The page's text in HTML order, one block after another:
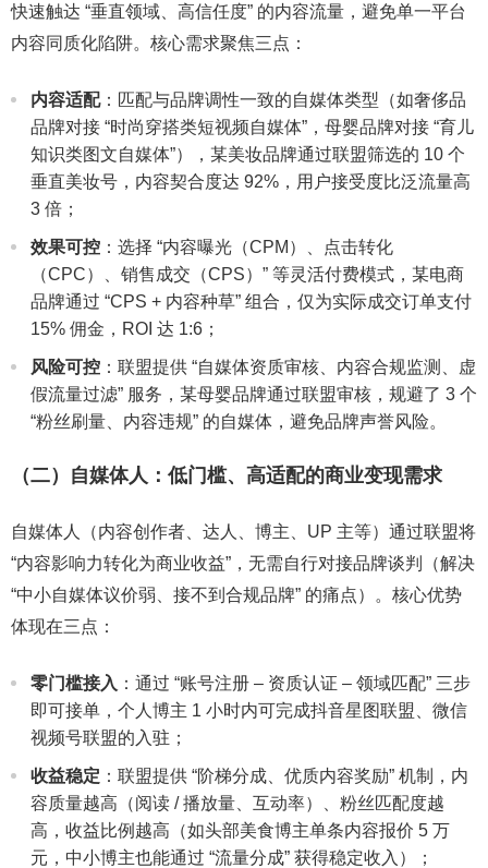
快速触达 “垂直领域、高信任度” 的内容流量，避免单一平台
内容同质化陷阱。核心需求聚焦三点：
内容适配：匹配与品牌调性一致的自媒体类型（如奢侈品
品牌对接 “时尚穿搭类短视频自媒体”，母婴品牌对接 “育儿
知识类图文自媒体”），某美妆品牌通过联盟筛选的 10 个
垂直美妆号，内容契合度达 92%，用户接受度比泛流量高
3 倍；
效果可控 ：选择 “内容曝光（CPM）、点击转化
（CPC）、销售成交（CPS）” 等灵活付费模式，某电商
品牌通过 “CPS + 内容种草” 组合，仅为实际成交订单支付
15% 佣金，ROI 达 1:6；
风险可控 ：联盟提供 “自媒体资质审核、内容合规监测、虚
假流量过滤” 服务，某母婴品牌通过联盟审核，规避了 3 个
“粉丝刷量、内容违规” 的自媒体，避免品牌声誉风险。
（二）自媒体人：低门槛、高适配的商业变现需求
自媒体人（内容创作者、达人、博主、UP 主等）通过联盟将
“内容影响力转化为商业收益”，无需自行对接品牌谈判（解决
“中小自媒体议价弱、接不到合规品牌” 的痛点）。核心优势
体现在三点：
零门槛接入 ：通过 “账号注册 – 资质认证 – 领域匹配” 三步
即可接单，个人博主 1 小时内可完成抖音星图联盟、微信
视频号联盟的入驻；
收益稳定 ：联盟提供 “阶梯分成、优质内容奖励” 机制，内
容质量越高（阅读 / 播放量、互动率）、粉丝匹配度越
高，收益比例越高（如头部美食博主单条内容报价 5 万
元，中小博主也能通过 “流量分成” 获得稳定收入）；